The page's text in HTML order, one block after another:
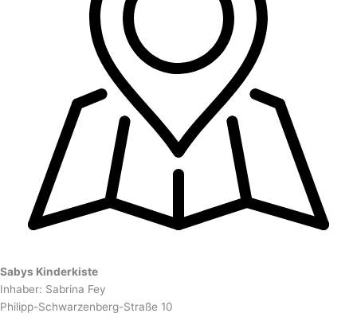
Sabys Kinderkiste
Inhaber: Sabrina Fey
Philipp-Schwarzenberg-Straße 10